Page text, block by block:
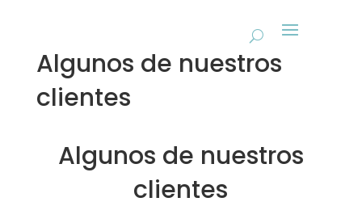
Algunos de nuestros
clientes
Algunos de nuestros
clientes